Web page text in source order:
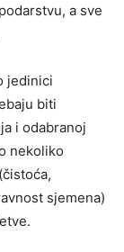
a sve
jedinici
biti
i odabranoj
nekoliko
sjemena)